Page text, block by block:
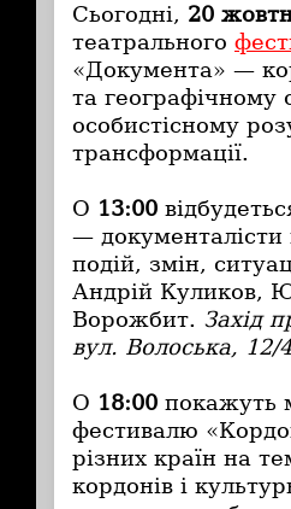
Сьогодні, 20
театрального
«Документа» —
та географічному
особистісному
трансформації.
О 13:00
—
подій, змін,
Андрій Куликов,
Ворожбит. Захід
вул. Волоська, 12/
О 18:00 покажуть
фестивалю
різних країн на
кордонів і